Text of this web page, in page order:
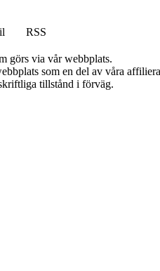
RSS
görs via vår webbplats.
som en del av våra
tillstånd i förväg.